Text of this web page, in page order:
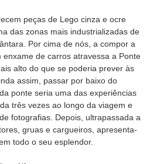
peças de Lego cinza e ocre
das zonas mais industrializadas de
Por cima de nós, a compor a
enxame de carros atravessa a Ponte
alto do que se poderia prever às
assim, passar por baixo do
ponte seria uma das experiências
três vezes ao longo da viagem e
fotografias. Depois, ultrapassada a
gruas e cargueiros, apresenta-
todo o seu esplendor.